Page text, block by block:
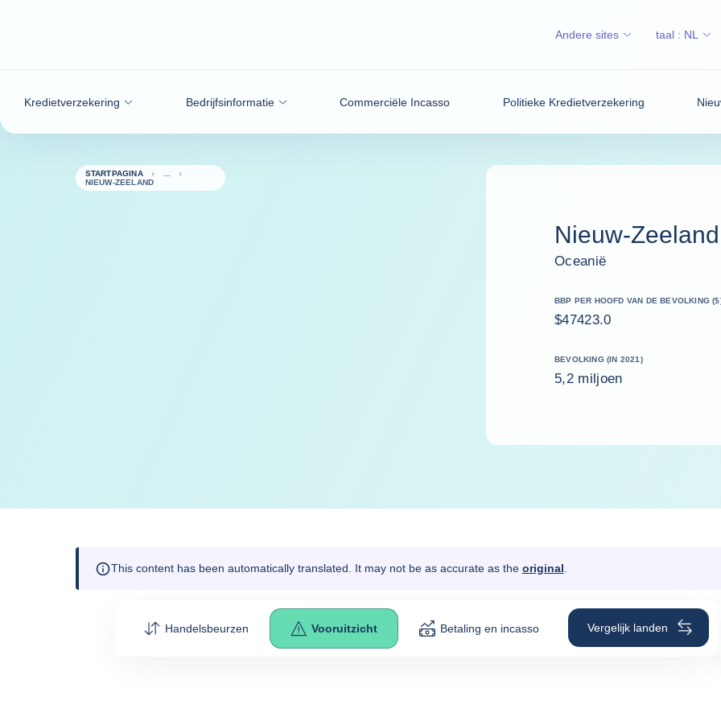
Kredietverzekering Bedrijfsinformatie Commerciële Incasso Politieke Kredietverzekering
Andere sites taal : NL
STARTPAGINA
NIEUW-ZEELAND
Nieuw-Zeeland
Oceanië
BBP PER HOOFD VAN DE BEVOLKING
$47423.0
BEVOLKING (IN 2021)
5,2 miljoen
This content has been automatically translated. It may not be as accurate as the original
Handelsbeurzen Vooruitzicht Betaling en incasso Vergelijk landen